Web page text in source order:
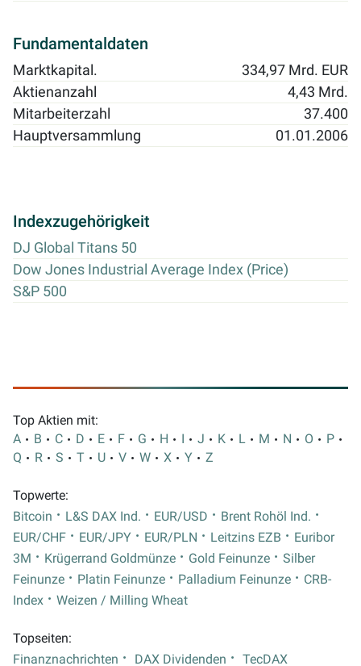
Fundamentaldaten
Marktkapital.
334,97 Mrd. EUR
Aktienanzahl
4,43 Mrd.
Mitarbeiterzahl
37.400
Hauptversammlung
01.01.2006
Indexzugehörigkeit
DJ Global Titans 50
Dow Jones Industrial Average Index (Price)
S&P 500
Top Aktien mit:
A
B C D E F G H I J K L M N O
P
Q
R S T U V W X Y Z
Topwerte:
Bitcoin
L&S DAX Ind. EUR/USD
Brent Rohöl Ind.
EUR/CHF
EUR/JPY EUR/PLN Leitzins EZB
Euribor
3M
Krügerrand Goldmünze Gold Feinunze
Silber
Feinunze
Platin Feinunze Palladium Feinunze
CRB-
Index
Weizen / Milling Wheat
Topseiten:
Finanznachrichten
DAX Dividenden TecDAX